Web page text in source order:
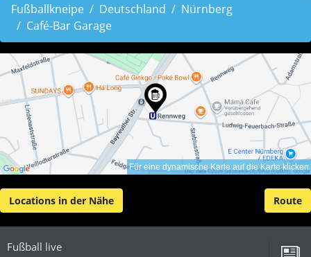
Fußballkneipe Deutschland
Nürnberg
Café-Bar Garage
Für eine dynamische Karte auf die Karte klicken
Locations in der Nähe Route
Fußball live